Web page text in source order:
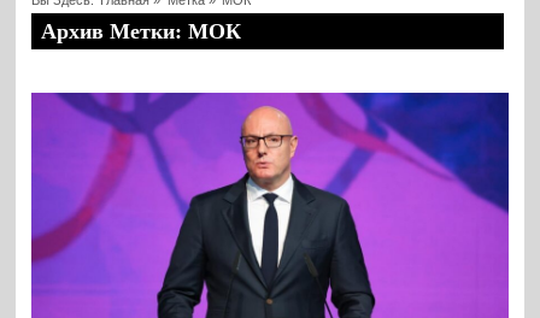
Архив Метки: МОК